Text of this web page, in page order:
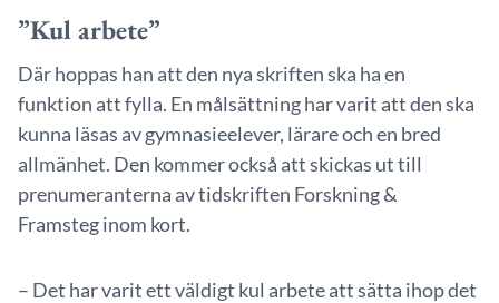
”Kul arbete”
Där hoppas han att den nya skriften ska ha en
funktion att fylla. En målsättning har varit att den ska
kunna läsas av gymnasieelever, lärare och en bred
allmänhet. Den kommer också att skickas ut till
prenumeranterna av tidskriften Forskning &
Framsteg inom kort.
– Det har varit ett väldigt kul arbete att sätta ihop det